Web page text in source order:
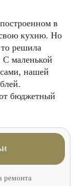
в
свою кухню. Но
решила
С маленькой
нашей
бюджетный
ремонта